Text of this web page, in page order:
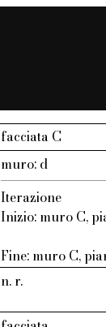
facciata C
muro: d
Iterazione
Inizio: muro C,
Fine: muro C,
n. r.